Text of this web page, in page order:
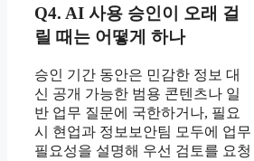
Q4. AI 사용 승인이 오래 걸
릴 때는 어떻게 하나
승인 기간 동안은 민감한 정보 대
신 공개 가능한 범용 콘텐츠나 일
반 업무 질문에 국한하거나, 필요
시 현업과 정보보안팀 모두에 업무
필요성을 설명해 우선 검토를 요청